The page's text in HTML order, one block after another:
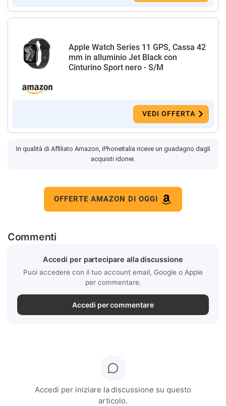
Apple Watch Series 11 GPS, Cassa 42
mm in alluminio Jet Black con
Cinturino Sport nero - S/M
VEDI OFFERTA
In qualità di Affiliato Amazon, iPhoneItalia riceve un guadagno dagli
acquisti idonei.
OFFERTE AMAZON DI OGGI
Commenti
Accedi per partecipare alla discussione
Puoi accedere con il tuo account email, Google o Apple
per commentare.
Accedi per commentare
Accedi per iniziare la discussione su questo
articolo.